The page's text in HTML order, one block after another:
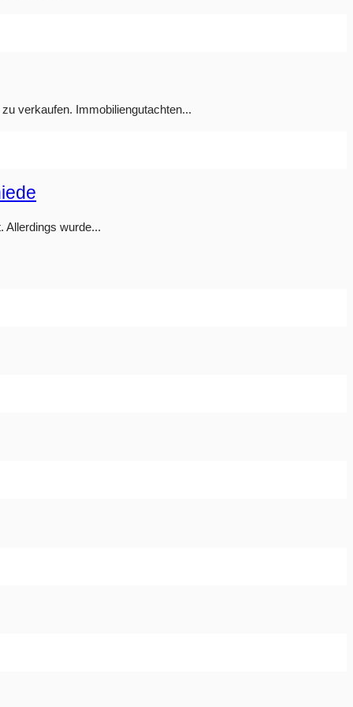
verkaufen. Immobiliengutachten...
Allerdings wurde...